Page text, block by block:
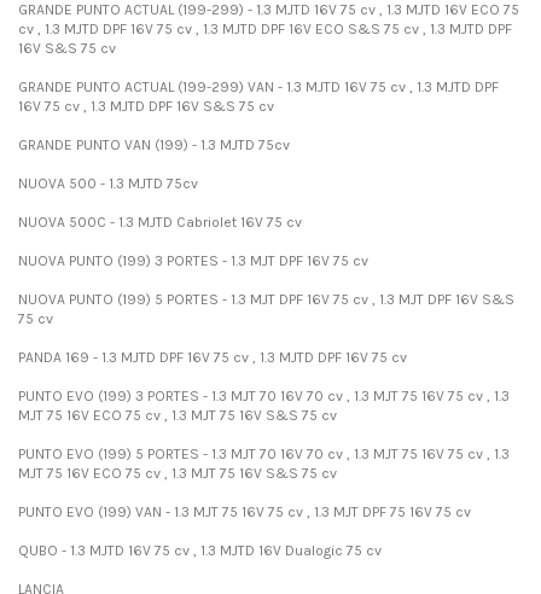
GRANDE PUNTO ACTUAL (199-299) - 1.3 MJTD 16V 75 cv , 1.3 MJTD 16V ECO 75
cv , 1.3 MJTD DPF 16V 75 cv , 1.3 MJTD DPF 16V ECO S&S 75 cv , 1.3 MJTD DPF
16V S&S 75 cv
GRANDE PUNTO ACTUAL (199-299) VAN - 1.3 MJTD 16V 75 cv , 1.3 MJTD DPF
16V 75 cv , 1.3 MJTD DPF 16V S&S 75 cv
GRANDE PUNTO VAN (199) - 1.3 MJTD 75cv
NUOVA 500 - 1.3 MJTD 75cv
NUOVA 500C - 1.3 MJTD Cabriolet 16V 75 cv
NUOVA PUNTO (199) 3 PORTES - 1.3 MJT DPF 16V 75 cv
NUOVA PUNTO (199) 5 PORTES - 1.3 MJT DPF 16V 75 cv , 1.3 MJT DPF 16V S&S
75 cv
PANDA 169 - 1.3 MJTD DPF 16V 75 cv , 1.3 MJTD DPF 16V 75 cv
PUNTO EVO (199) 3 PORTES - 1.3 MJT 70 16V 70 cv , 1.3 MJT 75 16V 75 cv , 1.3
MJT 75 16V ECO 75 cv , 1.3 MJT 75 16V S&S 75 cv
PUNTO EVO (199) 5 PORTES - 1.3 MJT 70 16V 70 cv , 1.3 MJT 75 16V 75 cv , 1.3
MJT 75 16V ECO 75 cv , 1.3 MJT 75 16V S&S 75 cv
PUNTO EVO (199) VAN - 1.3 MJT 75 16V 75 cv , 1.3 MJT DPF 75 16V 75 cv
QUBO - 1.3 MJTD 16V 75 cv , 1.3 MJTD 16V Dualogic 75 cv
LANCIA